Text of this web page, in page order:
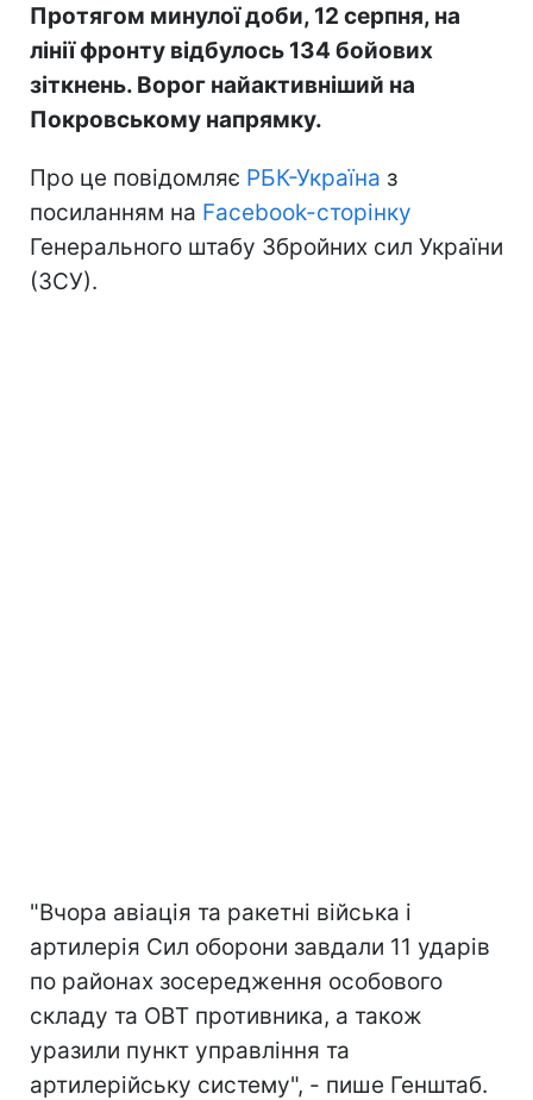
Протягом минулої доби, 12 серпня, на
лінії фронту відбулось 134 бойових
зіткнень. Ворог найактивніший на
Покровському напрямку.
Про це повідомляє РБК-Україна з
посиланням на Facebook-сторінку
Генерального штабу Збройних сил України
(ЗСУ).
"Вчора авіація та ракетні війська і
артилерія Сил оборони завдали 11 ударів
по районах зосередження особового
складу та ОВТ противника, а також
уразили пункт управління та
артилерійську систему", - пише Генштаб.